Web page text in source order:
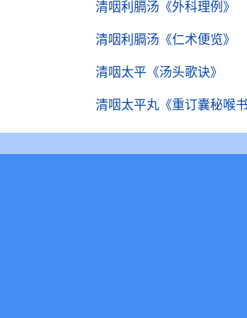
清咽利膈汤 《外科理例》
清咽利膈汤 《仁术便览》
清咽太平 《汤头歌诀》
清咽太平丸 《重订囊秘喉